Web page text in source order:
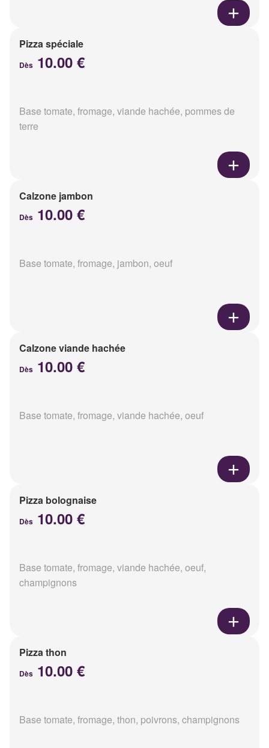
Pizza spéciale
Dès 10.00 €
Base tomate, fromage, viande hachée, pommes de
terre
Calzone jambon
Dès 10.00 €
Base tomate, fromage, jambon, oeuf
Calzone viande hachée
Dès 10.00 €
Base tomate, fromage, viande hachée, oeuf
Pizza bolognaise
Dès 10.00 €
Base tomate, fromage, viande hachée, oeuf,
champignons
Pizza thon
Dès 10.00 €
Base tomate, fromage, thon, poivrons, champignons